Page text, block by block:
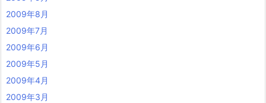
2009年8月
2009年7月
2009年6月
2009年5月
2009年4月
2009年3月